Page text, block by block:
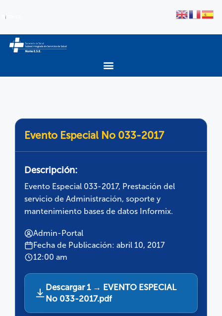
Evento Especial No 033-2017
Descripción:
Evento Especial 033-2017, Prestación del
servicio de Administración, soporte y
mantenimiento bases de datos Informix.
Admin-Portal
Fecha de Publicación: abril 10, 2017
12:00 am
Descargar 1 → EVENTO ESPECIAL
No 033-2017.pdf